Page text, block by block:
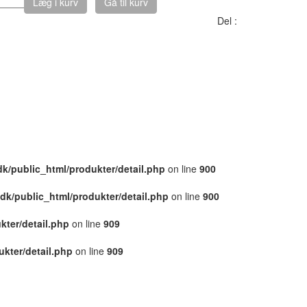
Del :
public_html/produkter/detail.php on line 900
public_html/produkter/detail.php on line 900
detail.php on line 909
detail.php on line 909